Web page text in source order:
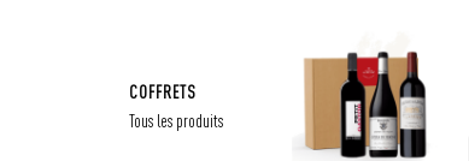
COFFRETS
Tous les produits